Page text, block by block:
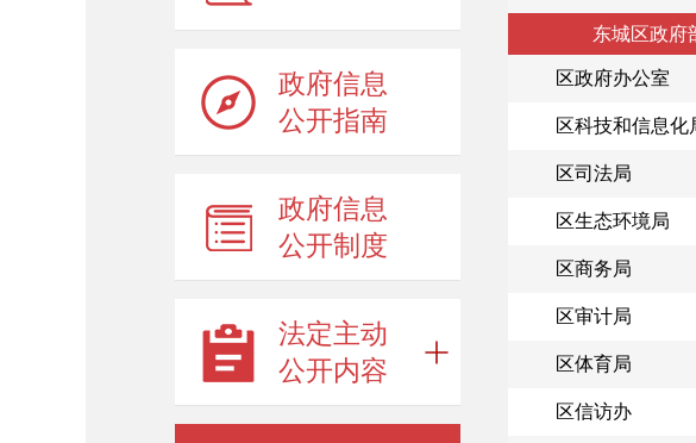
政府信息
公开指南
政府信息
公开制度
法定主动
公开内容
东城区政府
区政府办公室
区科技和信息化
区司法局
区生态环境局
区商务局
区审计局
区体育局
区信访办